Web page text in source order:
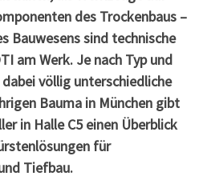
des Trockenbaus –
Bauwesens sind technische
am Werk. Je nach Typ und
völlig unterschiedliche
Bauma in München gibt
in Halle C5 einen Überblick
für
Tiefbau.